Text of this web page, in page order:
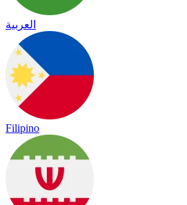
العربية
Filipino